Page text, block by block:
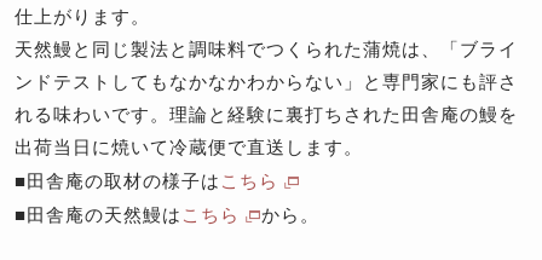
仕上がります。
天然鰻と同じ製法と調味料でつくられた蒲焼は、「ブライ
ンドテストしてもなかなかわからない」と専門家にも評さ
れる味わいです。理論と経験に裏打ちされた田舎庵の鰻を
出荷当日に焼いて冷蔵便で直送します。
■田舎庵の取材の様子は こちら
■田舎庵の天然鰻は こちら から。